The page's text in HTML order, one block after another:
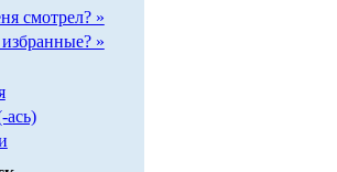
смотрел? »
»
ась)